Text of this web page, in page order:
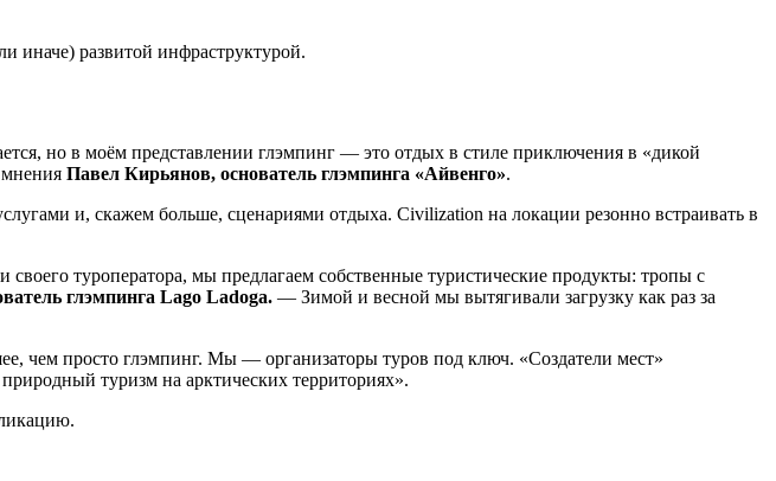
развитой инфраструктурой.
но в моём представлении глэмпинг — это отдых в стиле приключения в «дикой
Павел Кирьянов, основатель глэмпинга «Айвенго».
и, скажем больше, сценариями отдыха. Civilization на локации резонно встраивать в
туроператора, мы предлагаем собственные туристические продукты: тропы с
глэмпинга Lago Ladoga. — Зимой и весной мы вытягивали загрузку как раз за
просто глэмпинг. Мы — организаторы туров под ключ. «Создатели мест»
туризм на арктических территориях».